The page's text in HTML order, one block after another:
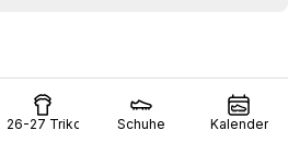
26-27 Trikots Schuhe Kalender